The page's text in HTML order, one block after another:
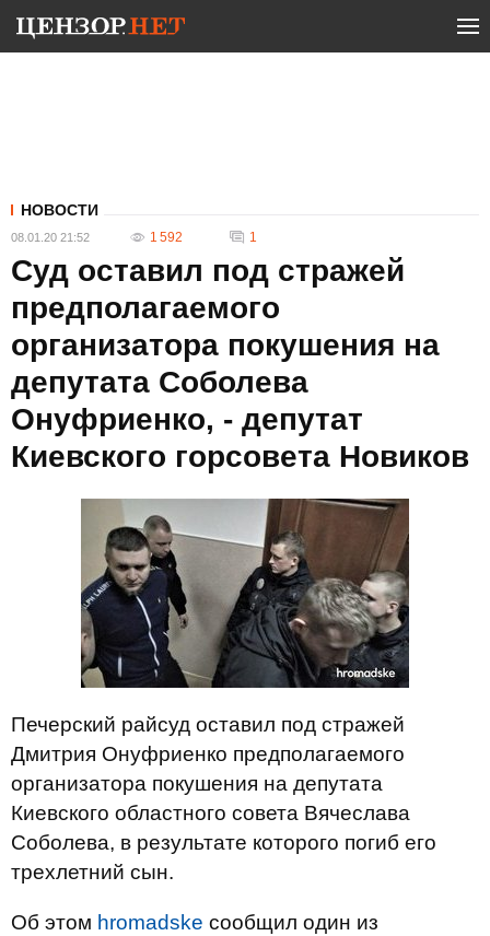
НОВОСТИ
08.01.20 21:52 1 592 1
Суд оставил под стражей
предполагаемого
организатора покушения на
депутата Соболева
Онуфриенко, - депутат
Киевского горсовета Новиков
Печерский райсуд оставил под стражей
Дмитрия Онуфриенко предполагаемого
организатора покушения на депутата
Киевского областного совета Вячеслава
Соболева, в результате которого погиб его
трехлетний сын.
Об этом hromadske сообщил один из